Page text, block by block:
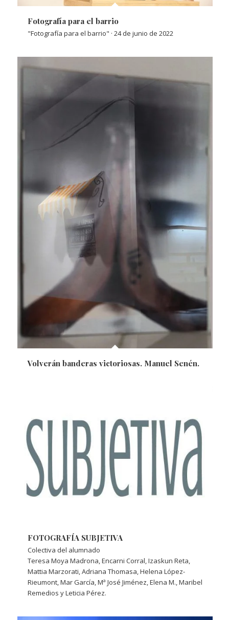
Fotografía para el barrio
"Fotografía para el barrio" · 24 de junio de 2022
Volverán banderas victoriosas. Manuel Senén.
FOTOGRAFÍA SUBJETIVA
Colectiva del alumnado
Teresa Moya Madrona, Encarni Corral, Izaskun Reta,
Mattia Marzorati, Adriana Thomasa, Helena López-
Rieumont, Mar García, Mª José Jiménez, Elena M., Maribel
Remedios y Leticia Pérez.